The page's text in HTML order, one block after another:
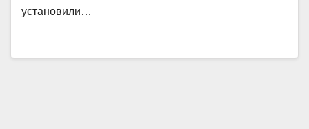
установили…